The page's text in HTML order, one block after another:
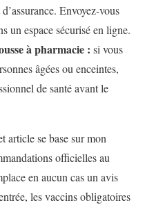
Envoyez-vous
un espace sécurisé en ligne.
à pharmacie : si vous
âgées ou enceintes,
de santé avant le
article se base sur mon
officielles au
en aucun cas un avis
les vaccins obligatoires